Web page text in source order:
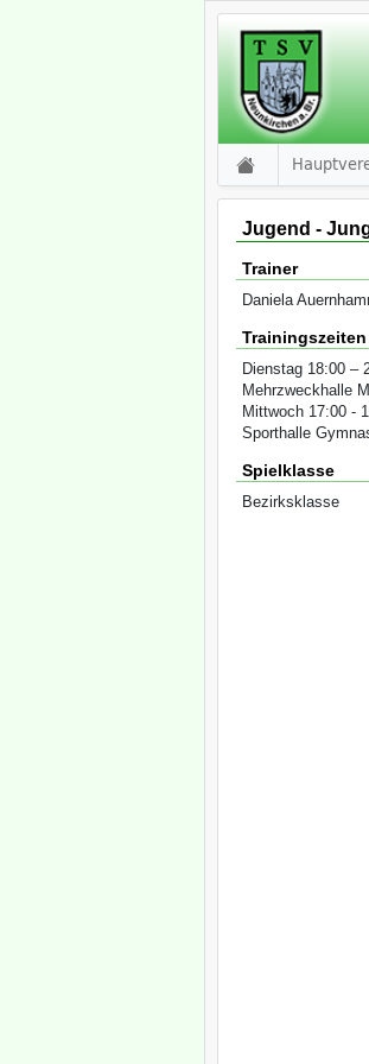
Jugend -
Trainer
Daniela
Trainingszeiten
Dienstag 18:00 –
Mehrzweckhalle
Mittwoch 17:00 -
Sporthalle
Spielklasse
Bezirksklasse